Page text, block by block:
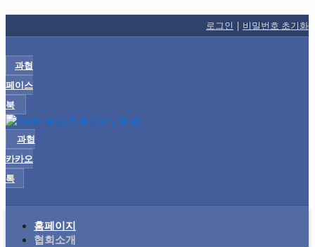
로그인 | 비밀번호 초기화
과협
페이스
북
과협
카카오
톡
홈페이지
협회소개